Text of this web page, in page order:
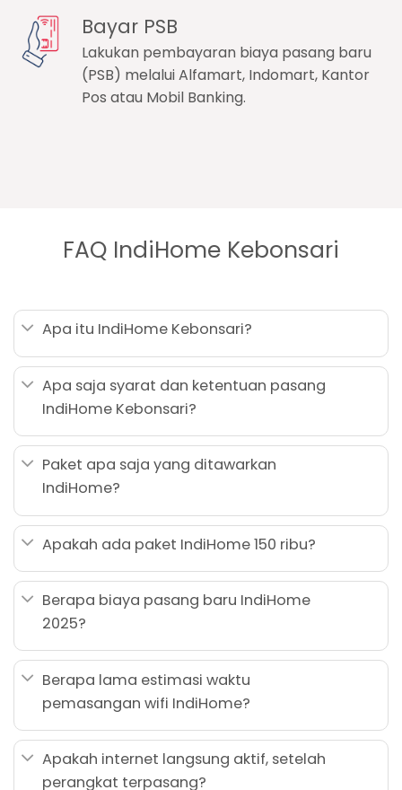
Bayar PSB
Lakukan pembayaran biaya pasang baru
(PSB) melalui Alfamart, Indomart, Kantor
Pos atau Mobil Banking.
FAQ IndiHome Kebonsari
Apa itu IndiHome Kebonsari?
Apa saja syarat dan ketentuan pasang
IndiHome Kebonsari?
Paket apa saja yang ditawarkan
IndiHome?
Apakah ada paket IndiHome 150 ribu?
Berapa biaya pasang baru IndiHome
2025?
Berapa lama estimasi waktu
pemasangan wifi IndiHome?
Apakah internet langsung aktif, setelah
perangkat terpasang?